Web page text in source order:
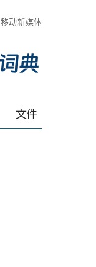
移动新媒体
文件